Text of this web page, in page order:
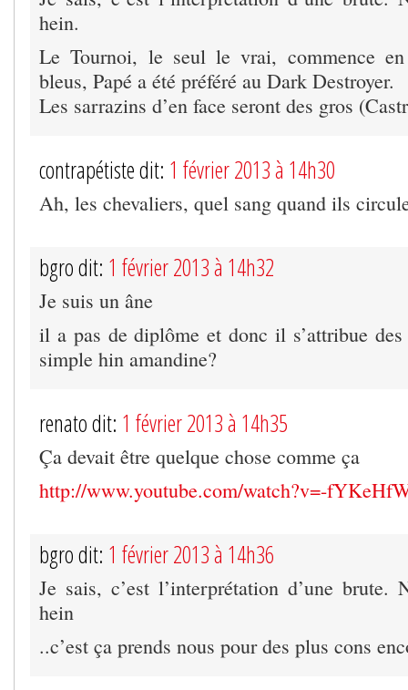
hein.
Le Tournoi, le seul le vrai, commence
bleus, Papé a été préféré au Dark Destroyer.
Les sarrazins d’en face seront des gros
contrapétiste dit: 1 février 2013 à 14h30
Ah, les chevaliers, quel sang quand ils
bgro dit: 1 février 2013 à 14h32
Je suis un âne
il a pas de diplôme et donc il s’attribue des
simple hin amandine?
renato dit: 1 février 2013 à 14h35
Ça devait être quelque chose comme ça
http://www.youtube.com/watch?v=-
bgro dit: 1 février 2013 à 14h36
Je sais, c’est l’interprétation d’une
hein
..c’est ça prends nous pour des plus cons